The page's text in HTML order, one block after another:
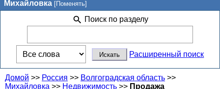
Михайловка [Поменять]
Поиск по разделу
Расширенный поиск
Домой >> Россия >> Волгоградская область >>
Михайловка >> Недвижимость >> Продажа